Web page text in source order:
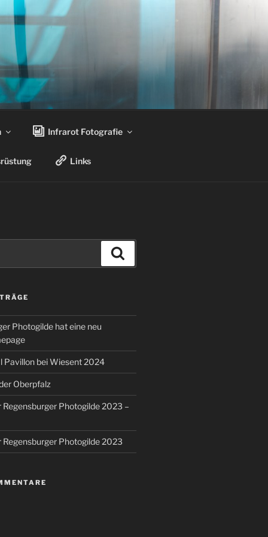
Infrarot Fotografie
Links
Photogilde hat eine neu
Pavillon bei Wiesent 2024
Oberpfalz
Regensburger Photogilde 2023 –
Regensburger Photogilde 2023